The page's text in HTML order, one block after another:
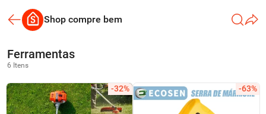
Shop compre bem
Ferramentas
6 Itens
-32% -63%